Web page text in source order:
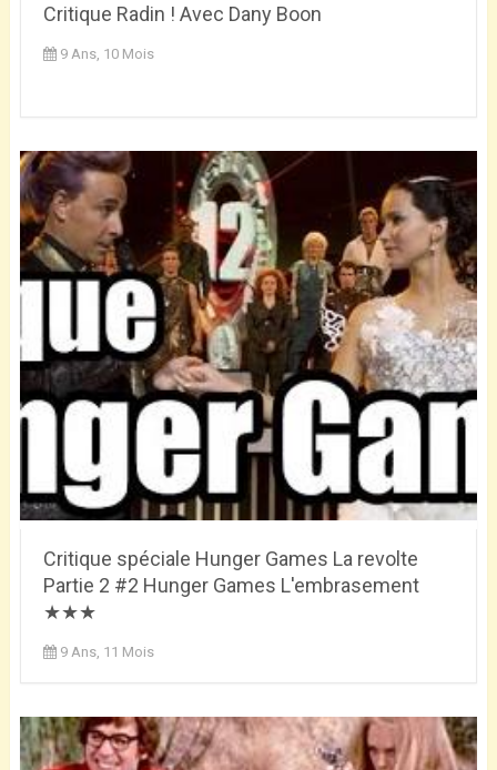
Critique Radin ! Avec Dany Boon
9 Ans, 10 Mois
Critique spéciale Hunger Games La revolte
Partie 2 #2 Hunger Games L'embrasement
★★★
9 Ans, 11 Mois